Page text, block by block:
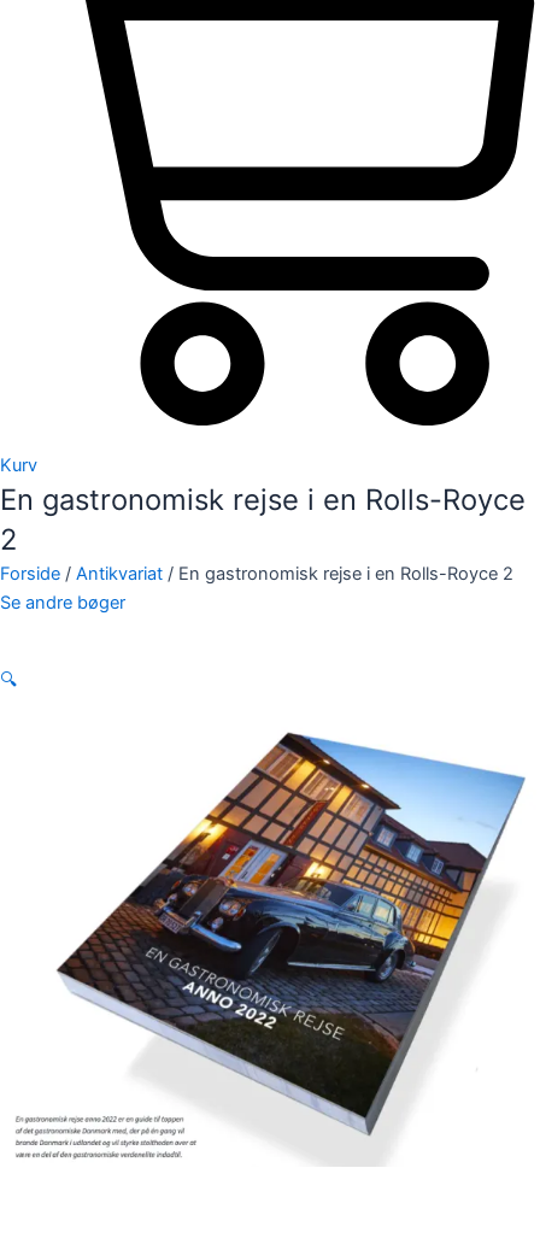
Kurv
En gastronomisk rejse i en Rolls-Royce
2
Forside / Antikvariat / En gastronomisk rejse i en Rolls-Royce 2
Se andre bøger
🔍